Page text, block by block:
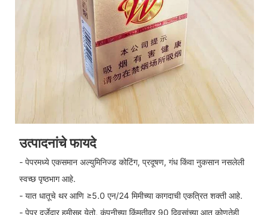
उत्पादनांचे फायदे
- पेपरमध्ये एकसमान अल्युमिनिज्ड कोटिंग, प्रदूषण, गंध किंवा नुकसान नसलेली
स्वच्छ पृष्ठभाग आहे.
- यात धातूचे थर आणि ≥5.0 एन/24 मिमीच्या कागदाची एकत्रित शक्ती आहे.
- पेपर दर्जेदार हमीसह येतो, कंपनीच्या किंमतीवर 90 दिवसांच्या आत कोणतेही